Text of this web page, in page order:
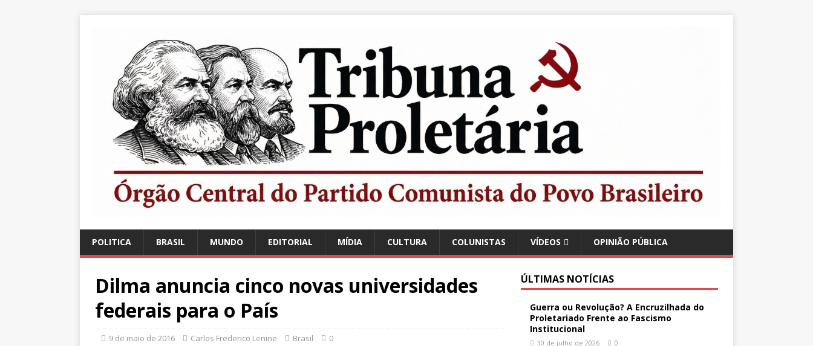
POLITICA BRASIL MUNDO EDITORIAL MÍDIA CULTURA COLUNISTAS VÍDEOS OPINIÃO PÚBLICA
Dilma anuncia cinco novas universidades
federais para o País
9 de maio de 2016 Carlos Frederico Lenine Brasil 0
ÚLTIMAS NOTÍCIAS
Guerra ou Revolução? A Encruzilhada do
Proletariado Frente ao Fascismo
Institucional
30 de julho de 2026 0